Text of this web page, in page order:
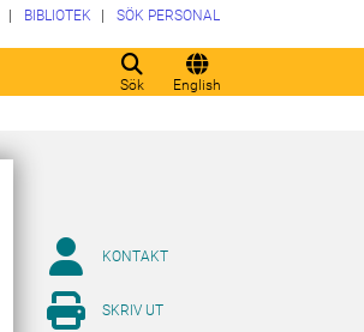
Sök English
BIBLIOTEK SÖK PERSONAL
KONTAKT
SKRIV UT